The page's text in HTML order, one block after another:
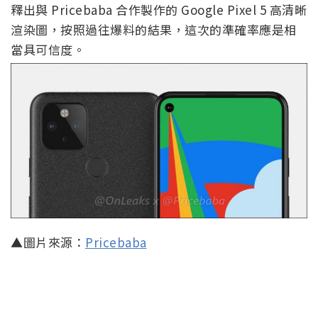
釋出與 Pricebaba 合作製作的 Google Pixel 5 高清晰
渲染圖，按照過往爆料的結果，這次的準確率應是相
當具可信度。
▲圖片來源： Pricebaba